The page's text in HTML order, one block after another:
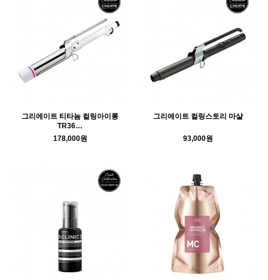
그리에이트 티타늄 컬링아이롱
TR36…
178,000원
그리에이트 컬링스토리 마샬
93,000원